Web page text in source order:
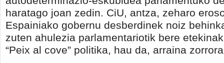
haratago joan zedin. CiU, antza, zeharo
Espainiako gobernu desberdinek noiz
zuten ahulezia parlamentariotik bere
“Peix al cove” politika, hau da, arraina